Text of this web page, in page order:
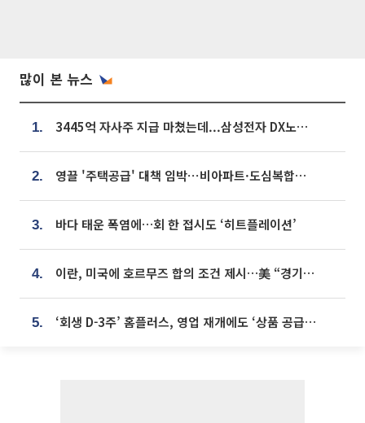
많이 본 뉴스
1. 3445억 자사주 지급 마쳤는데...삼성전자 DX노조, 뒤늦은 '떼쓰기 집회'
2. 영끌 '주택공급' 대책 임박⋯비아파트·도심복합까지 총동원
3. 바다 태운 폭염에…회 한 접시도 ‘히트플레이션’
4. 이란, 미국에 호르무즈 합의 조건 제시…美 “경기 아직 안 끝나” [종합]
5. ‘회생 D-3주’ 홈플러스, 영업 재개에도 ‘상품 공급망’ 복구가 생존 관건